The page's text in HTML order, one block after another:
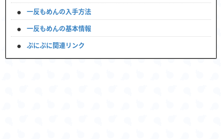
一反もめんの入手方法
一反もめんの基本情報
ぷにぷに関連リンク